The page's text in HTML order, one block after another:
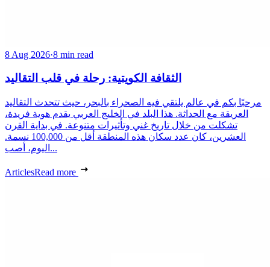
8 Aug 2026·8 min read
الثقافة الكويتية: رحلة في قلب التقاليد
مرحبًا بكم في عالم يلتقي فيه الصحراء بالبحر، حيث تتحدث التقاليد
العريقة مع الحداثة. هذا البلد في الخليج العربي يقدم هوية فريدة،
تشكلت من خلال تاريخ غني وتأثيرات متنوعة. في بداية القرن
العشرين، كان عدد سكان هذه المنطقة أقل من 100,000 نسمة.
اليوم، أصب...
ArticlesRead more